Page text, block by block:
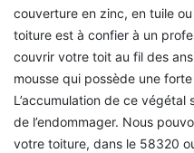
couverture en zinc, en tuile
toiture est à confier à un
couvrir votre toit au fil des
mousse qui possède une
L’accumulation de ce
de l’endommager. Nous
votre toiture, dans le 58320